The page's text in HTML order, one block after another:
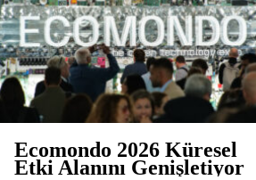
Ecomondo 2026 Küresel
Etki Alanını Genişletiyor